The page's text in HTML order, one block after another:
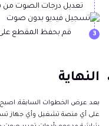
تعديل درجات الصوت
3 قم بحفظ المقطع
النهاية
بعد عرض الخطوات السابقة,
على أي منصة تشغيل وأي جهاز